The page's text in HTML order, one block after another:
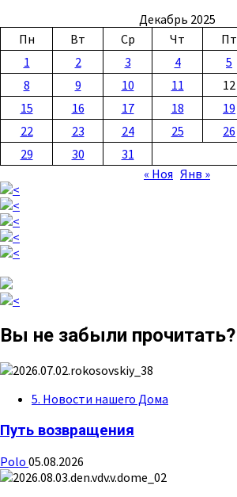
Декабрь 2025
Пн
Вт Ср Чт Пт
1
2 3 4 5
8
9 10 11 12
15
16 17 18 19
22
23 24 25 26
29
30
31
« Ноя Янв »
Вы не забыли прочитать?
5. Новости нашего Дома
Путь возвращения
Polo 05.08.2026